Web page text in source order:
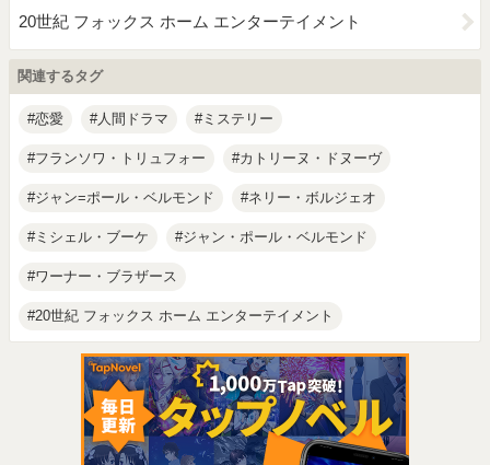
20世紀 フォックス ホーム エンターテイメント
関連するタグ
恋愛 人間ドラマ ミステリー
フランソワ・トリュフォー カトリーヌ・ドヌーヴ
ジャン=ポール・ベルモンド ネリー・ボルジェオ
ミシェル・ブーケ ジャン・ポール・ベルモンド
ワーナー・ブラザース
20世紀 フォックス ホーム エンターテイメント